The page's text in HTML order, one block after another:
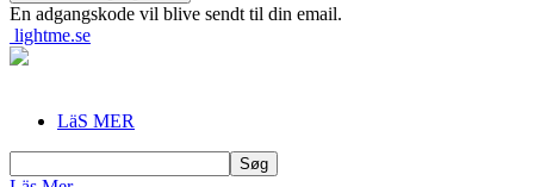
En adgangskode vil blive sendt til din email.
lightme.se
LäS MER